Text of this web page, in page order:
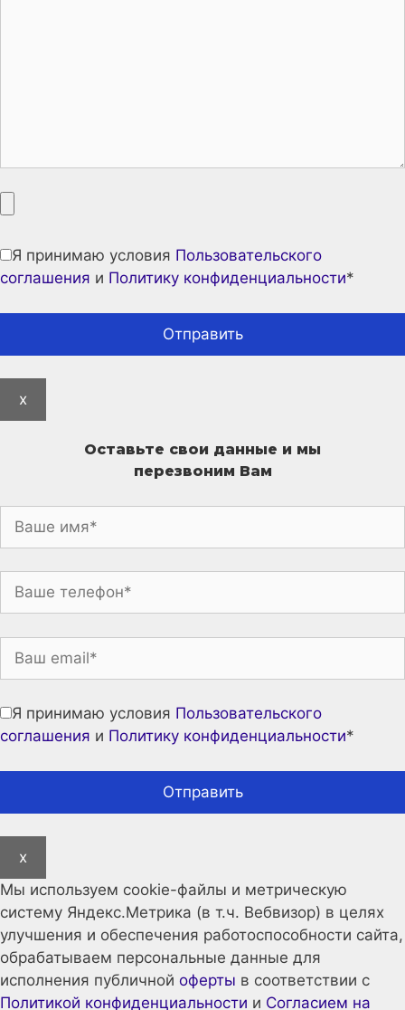
Я принимаю условия Пользовательского
соглашения и Политику конфиденциальности*
x
Оставьте свои данные и мы
перезвоним Вам
Я принимаю условия Пользовательского
соглашения и Политику конфиденциальности*
x
Мы используем cookie-файлы и метрическую
систему Яндекс.Метрика (в т.ч. Вебвизор) в целях
улучшения и обеспечения работоспособности сайта,
обрабатываем персональные данные для
исполнения публичной оферты в соответствии с
Политикой конфиденциальности и Согласием на